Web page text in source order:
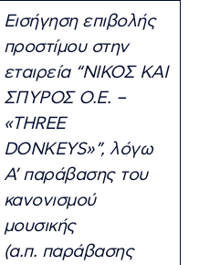
Εισήγηση επιβολής
προστίμου στην
εταιρεία “ΝΙΚΟΣ ΚΑΙ
ΣΠΥΡΟΣ Ο.Ε. –
«THREE
DONKEYS»”, λόγω
Α’ παράβασης του
κανονισμού
μουσικής
(α.π. παράβασης